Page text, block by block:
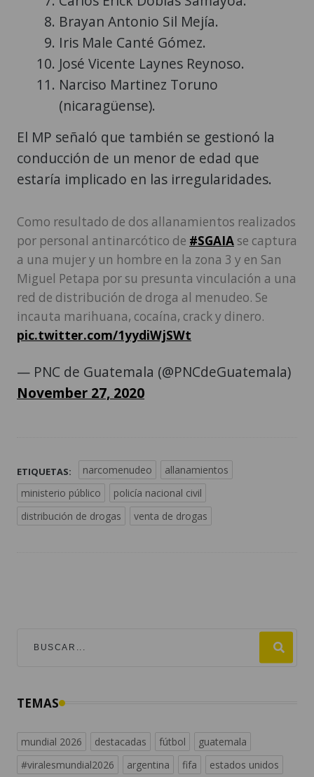
Brayan Antonio Sil Mejía.
Iris Male Canté Gómez.
José Vicente Laynes Reynoso.
Narciso Martinez Toruno
(nicaragüense).
El MP señaló que también se gestionó la
conducción de un menor de edad que
estaría implicado en las irregularidades.
Como resultado de dos allanamientos realizados
por personal antinarcótico de #SGAIA se captura
a una mujer y un hombre en la zona 3 y en San
Miguel Petapa por su presunta vinculación a una
red de distribución de droga al menudeo. Se
incauta marihuana, cocaína, crack y dinero.
pic.twitter.com/1yydiWjSWt
— PNC de Guatemala (@PNCdeGuatemala)
November 27, 2020
ETIQUETAS: narcomenudeo
allanamientos
ministerio público
policía nacional civil
distribución de drogas
venta de drogas
TEMAS
mundial 2026 destacadas fútbol
guatemala
#viralesmundial2026
argentina fifa
estados unidos